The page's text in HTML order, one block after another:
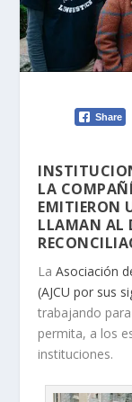
Share
LA
EMITIERON
LLAMAN AL
La Asociación
(AJCU por sus
trabajando
permita, a los
instituciones.